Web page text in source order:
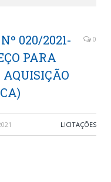
020/2021-
PARA
0
LICITAÇÕES